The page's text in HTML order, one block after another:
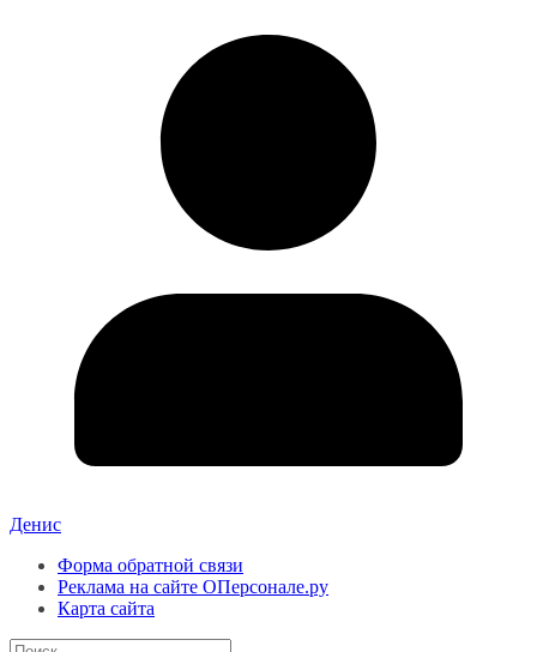
Денис
Форма обратной связи
Реклама на сайте ОПерсонале.ру
Карта сайта